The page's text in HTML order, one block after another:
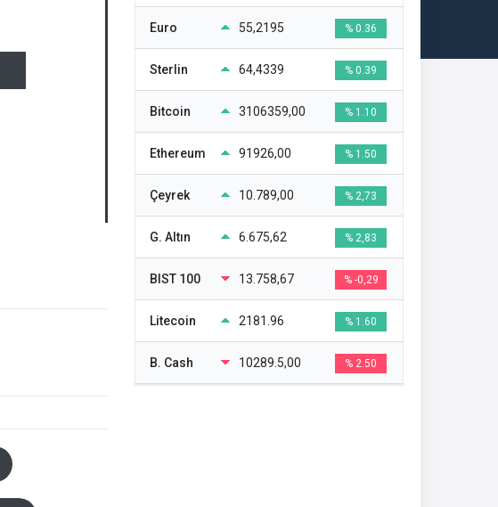
Euro 55,2195 % 0.36
Sterlin 64,4339 % 0.39
Bitcoin 3106359,00 % 1.10
Ethereum 91926,00 % 1.50
Çeyrek 10.789,00 % 2,73
G. Altın 6.675,62 % 2,83
BIST 100 13.758,67 % -0,29
Litecoin 2181.96 % 1.60
B. Cash 10289.5,00 % 2.50